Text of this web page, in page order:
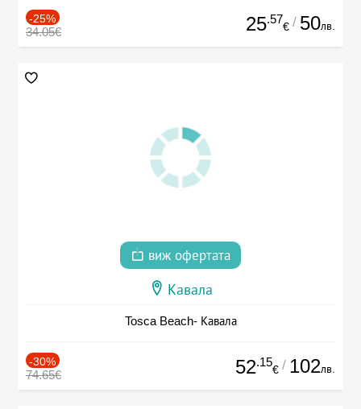
-25%
34.05€ 25.57
€ / 50лв.
виж офертата
Кавала
Tosca Beach- Кавала
-30%
74.65€ 52.15
€ / 102лв.